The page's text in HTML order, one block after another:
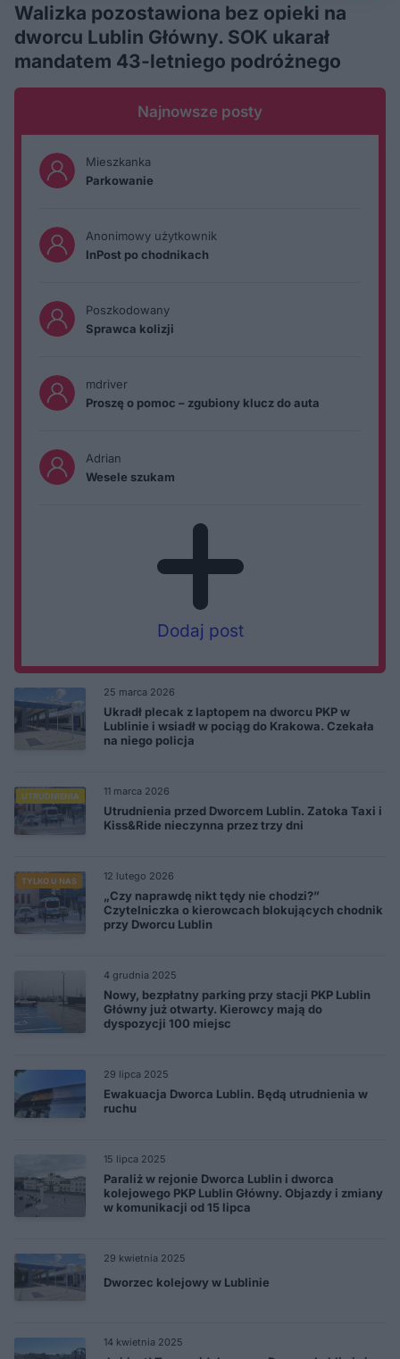
Walizka pozostawiona bez opieki na
dworcu Lublin Główny. SOK ukarał
mandatem 43-letniego podróżnego
25 marca 2026
Ukradł plecak z laptopem na dworcu PKP w
Lublinie i wsiadł w pociąg do Krakowa. Czekała
na niego policja
UTRUDNIENIA 11 marca 2026
Utrudnienia przed Dworcem Lublin. Zatoka Taxi i
Kiss&Ride nieczynna przez trzy dni
TYLKO U NAS 12 lutego 2026
„Czy naprawdę nikt tędy nie chodzi?”
Czytelniczka o kierowcach blokujących chodnik
przy Dworcu Lublin
4 grudnia 2025
Nowy, bezpłatny parking przy stacji PKP Lublin
Główny już otwarty. Kierowcy mają do
dyspozycji 100 miejsc
29 lipca 2025
Ewakuacja Dworca Lublin. Będą utrudnienia w
ruchu
15 lipca 2025
Paraliż w rejonie Dworca Lublin i dworca
kolejowego PKP Lublin Główny. Objazdy i zmiany
w komunikacji od 15 lipca
29 kwietnia 2025
Dworzec kolejowy w Lublinie
14 kwietnia 2025
Najnowsze posty
Mieszkanka
Parkowanie
Anonimowy użytkownik
InPost po chodnikach
Poszkodowany
Sprawca kolizji
mdriver
Proszę o pomoc – zgubiony klucz do auta
Adrian
Wesele szukam
Dodaj post